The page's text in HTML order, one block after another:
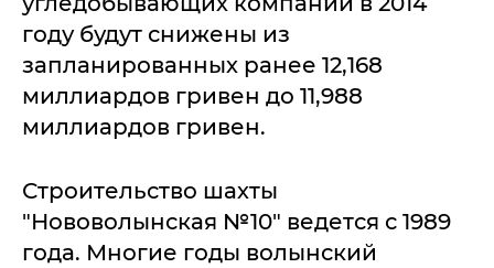
году будут снижены из
запланированных ранее 12,168
миллиардов гривен до 11,988
миллиардов гривен.
Строительство шахты
"Нововолынская №10" ведется с 1989
года. Многие годы волынский